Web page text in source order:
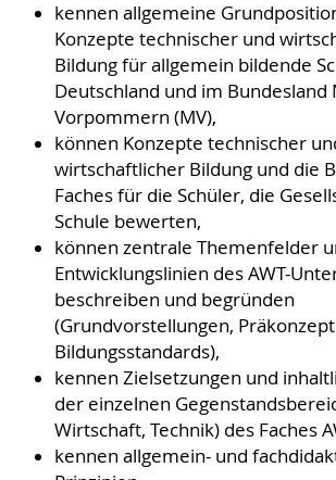
kennen allgemeine
Konzepte technischer und
Bildung für allgemein bildende
Deutschland und im Bundesland
Vorpommern (MV),
können Konzepte technischer
wirtschaftlicher Bildung und die
Faches für die Schüler, die
Schule bewerten,
können zentrale Themenfelder
Entwicklungslinien des AWT-
beschreiben und begründen
(Grundvorstellungen,
Bildungsstandards),
kennen Zielsetzungen und
der einzelnen
Wirtschaft, Technik) des Faches
kennen allgemein- und